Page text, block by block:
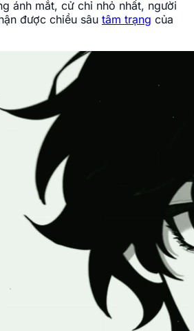
ánh mắt, cử chỉ nhỏ nhất, người
được chiều sâu tâm trạng của